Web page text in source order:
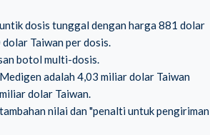
dosis tunggal dengan harga 881 dolar
Taiwan per dosis.
botol multi-dosis.
adalah 4,03 miliar dolar Taiwan
dolar Taiwan.
nilai dan "penalti untuk pengiriman